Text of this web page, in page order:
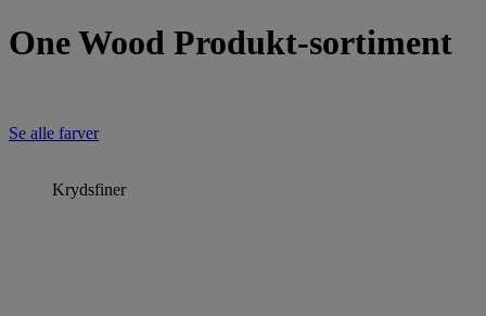
One Wood Produkt-sortiment
Se alle farver
Krydsfiner